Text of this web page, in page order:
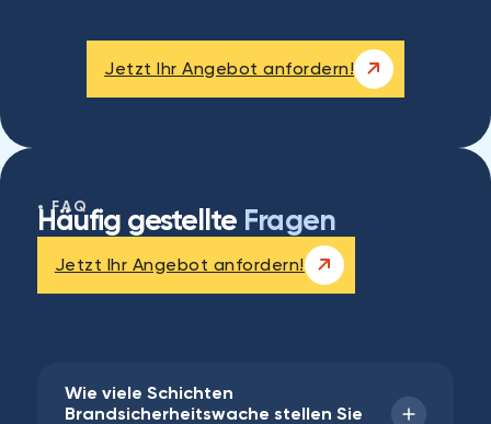
Jetzt Ihr Angebot anfordern!
FAQ
Häufig gestellte Fragen
Jetzt Ihr Angebot anfordern!
Wie viele Schichten
Brandsicherheitswache stellen Sie